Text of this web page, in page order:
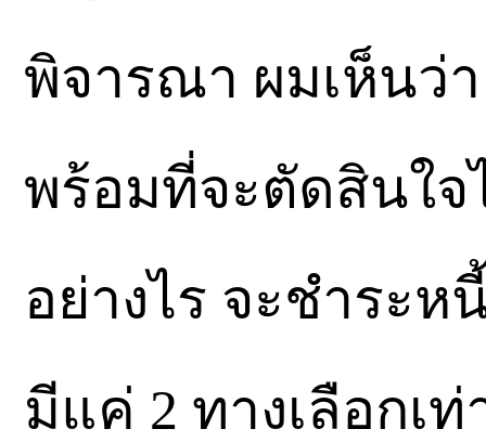
พิจารณา ผมเห็นว่
พร้อมที่จะตัดสินใ
อย่างไร จะชำระ
มีแค่ 2 ทางเลือกเ